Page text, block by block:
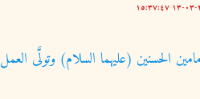
الحسنين (عليهما السلام) وتولَّى العمل